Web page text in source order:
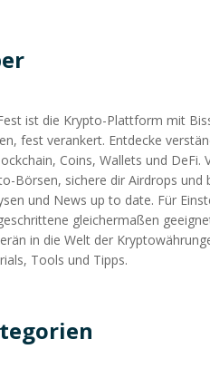
ist die Krypto-Plattform mit
fest verankert. Entdecke
Coins, Wallets und DeFi.
Börsen, sichere dir Airdrops und
und News up to date. Für
gleichermaßen
in die Welt der
Tools und Tipps.